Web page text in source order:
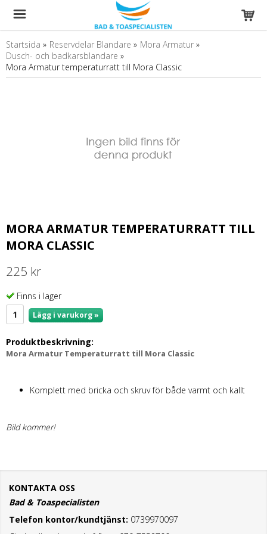
Startsida » Reservdelar Blandare » Mora Armatur »
Dusch- och badkarsblandare »
Mora Armatur temperaturratt till Mora Classic
MORA ARMATUR TEMPERATURRATT TILL
MORA CLASSIC
225 kr
Finns i lager
Lägg i varukorg »
Produktbeskrivning:
Mora Armatur Temperaturratt till Mora Classic
Komplett med bricka och skruv för både varmt och kallt
Bild kommer!
KONTAKTA OSS
Bad & Toaspecialisten
Telefon kontor/kundtjänst: 0739970097